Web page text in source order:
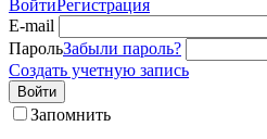
ВойтиРегистрация
E-mail
ПарольЗабыли пароль?
Создать учетную запись
Войти
Запомнить